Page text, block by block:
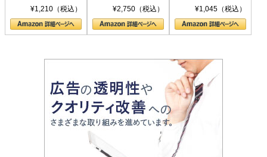
シリーズ)¥1,210（税込）
〈ヤヌス〉の二つ
の顔
¥2,750（税込）
ル新書)¥1,045（税込）